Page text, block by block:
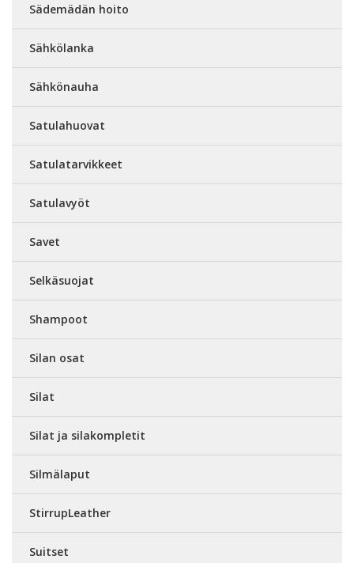
Sädemädän hoito
Sähkölanka
Sähkönauha
Satulahuovat
Satulatarvikkeet
Satulavyöt
Savet
Selkäsuojat
Shampoot
Silan osat
Silat
Silat ja silakompletit
Silmälaput
StirrupLeather
Suitset